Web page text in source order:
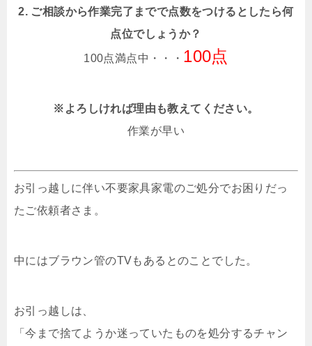
2. ご相談から作業完了までで点数をつけるとしたら何
点位でしょうか？
100点満点中・・・ 100点
※よろしければ理由も教えてください。
作業が早い
お引っ越しに伴い不要家具家電のご処分でお困りだっ
たご依頼者さま。
中にはブラウン管のTVもあるとのことでした。
お引っ越しは、
「今まで捨てようか迷っていたものを処分するチャン